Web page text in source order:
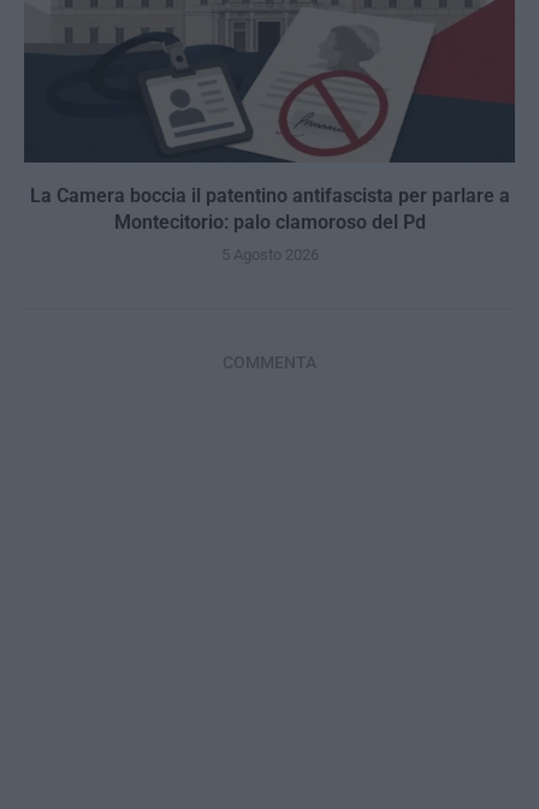
La Camera boccia il patentino antifascista per parlare a
Montecitorio: palo clamoroso del Pd
5 Agosto 2026
COMMENTA